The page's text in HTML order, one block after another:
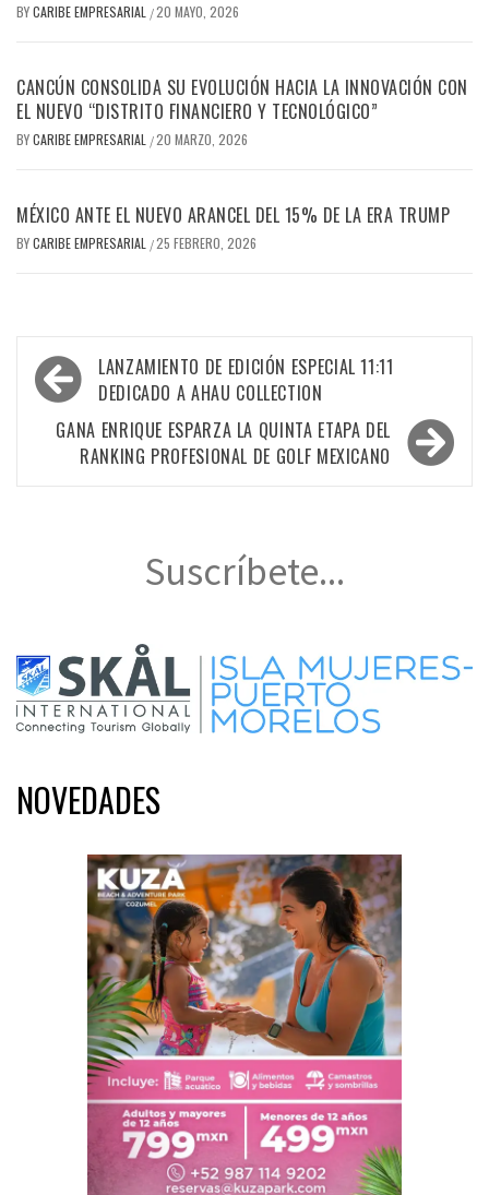
BYCARIBE EMPRESARIAL /20 MAYO, 2026
CANCÚN CONSOLIDA SU EVOLUCIÓN HACIA LA INNOVACIÓN CON
EL NUEVO “DISTRITO FINANCIERO Y TECNOLÓGICO”
BYCARIBE EMPRESARIAL /20 MARZO, 2026
MÉXICO ANTE EL NUEVO ARANCEL DEL 15% DE LA ERA TRUMP
BYCARIBE EMPRESARIAL /25 FEBRERO, 2026
Navegación
de
entradas
LANZAMIENTO DE EDICIÓN ESPECIAL 11:11
DEDICADO A AHAU COLLECTION
GANA ENRIQUE ESPARZA LA QUINTA ETAPA DEL
RANKING PROFESIONAL DE GOLF MEXICANO
Suscríbete...
NOVEDADES